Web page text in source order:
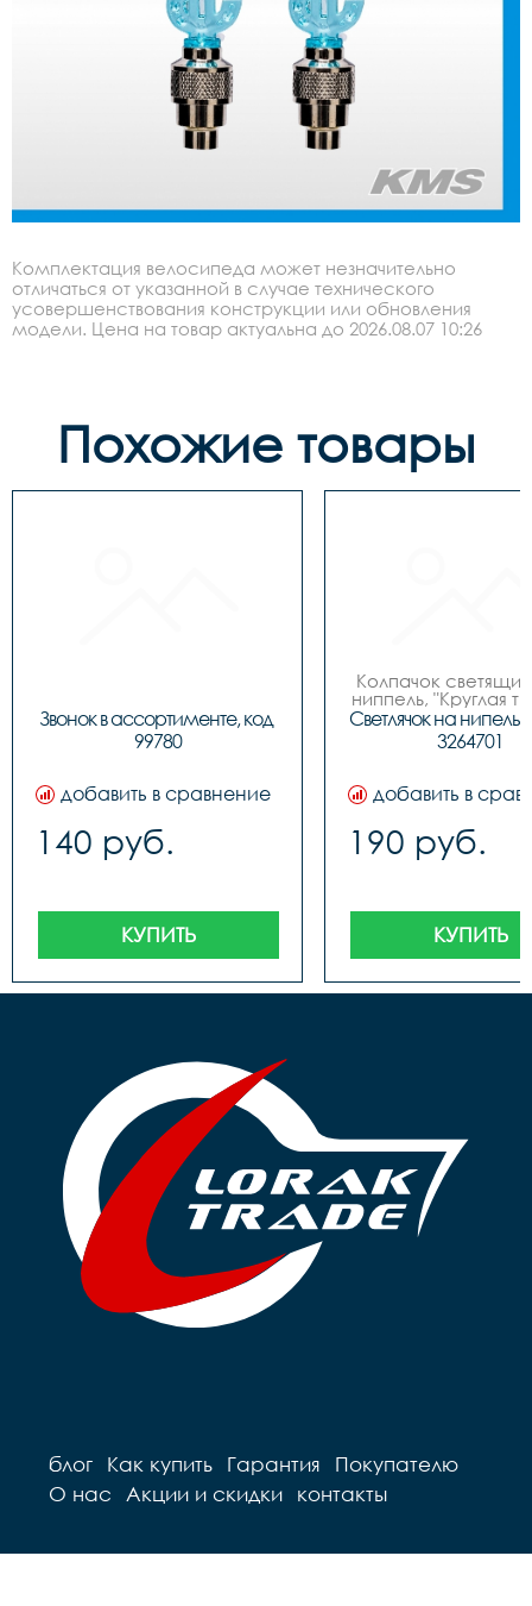
Комплектация велосипеда может незначительно
отличаться от указанной в случае технического
усовершенствования конструкции или обновления
модели. Цена на товар актуальна до 2026.08.07 10:26
Похожие товары
Звонок в ассортименте, код
99780
добавить в сравнение
140 руб.
КУПИТЬ
Колпачок
ниппель, "Круглая
инд. упак.
Светлячок на нипель
3264701
добавить в
190 руб.
КУПИТЬ
блог Как купить Гарантия
Покупателю
О нас
Акции и скидки контакты